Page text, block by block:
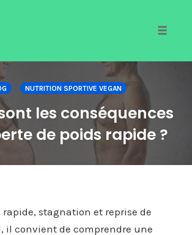
NUTRITION SPORTIVE VEGAN
les conséquences
de poids rapide ?
rapide, stagnation et reprise de
il convient de comprendre une